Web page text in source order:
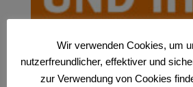
Wir verwenden Cookies, um
nutzerfreundlicher, effektiver und
zur Verwendung von Cookies